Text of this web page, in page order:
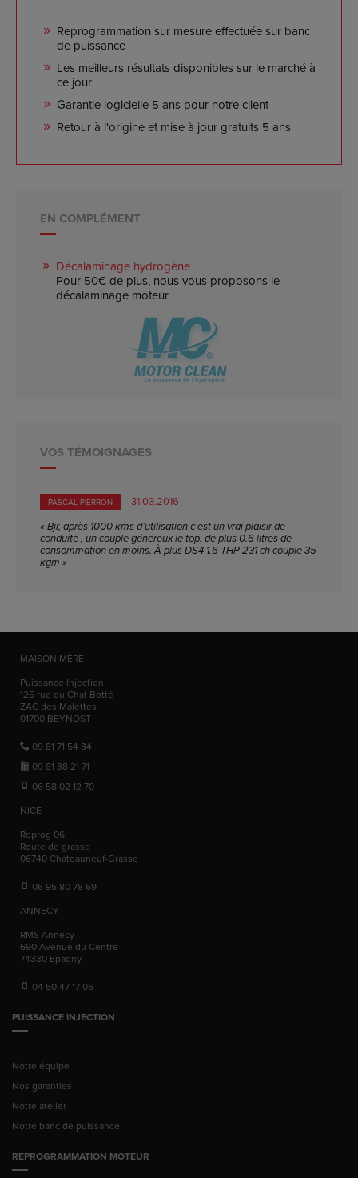
Reprogrammation sur mesure effectuée sur banc
de puissance
Les meilleurs résultats disponibles sur le marché à
ce jour
Garantie logicielle 5 ans pour notre client
Retour à l'origine et mise à jour gratuits 5 ans
EN COMPLÉMENT
Décalaminage hydrogène
Pour 50€ de plus, nous vous proposons le
décalaminage moteur
VOS TÉMOIGNAGES
PASCAL PIERRON 31.03.2016
« Bjr, après 1000 kms d’utilisation c’est un vrai plaisir de
conduite , un couple généreux le top. de plus 0.6 litres de
consommation en moins. À plus DS4 1.6 THP 231 ch couple 35
kgm »
MAISON MÈRE
Puissance Injection
125 rue du Chat Botté
ZAC des Malettes
01700 BEYNOST
09 81 71 54 34
09 81 38 21 71
06 58 02 12 70
NICE
Reprog 06
Route de grasse
06740 Chateauneuf-Grasse
06 95 80 78 69
ANNECY
RMS Annecy
690 Avenue du Centre
74330 Epagny
04 50 47 17 06
PUISSANCE INJECTION
Notre équipe
Nos garanties
Notre atelier
Notre banc de puissance
REPROGRAMMATION MOTEUR